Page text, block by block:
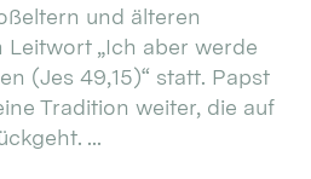
und älteren
„Ich aber werde
(Jes 49,15)“ statt. Papst
Tradition weiter, die auf
...